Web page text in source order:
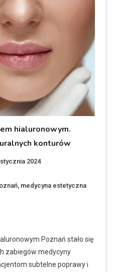
hialuronowym.
konturów
2024
medycyna estetyczna
Poznań stało się
zabiegów medycyny
subtelne poprawy i